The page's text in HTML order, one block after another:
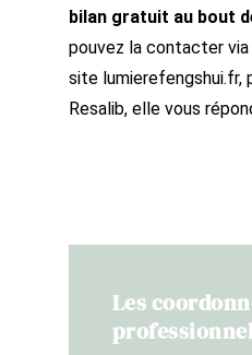
bilan gratuit au bout
pouvez la contacter via
site lumierefengshui.fr,
Resalib, elle vous
Les